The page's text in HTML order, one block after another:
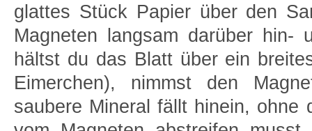
glattes Stück Papier über den
Magneten langsam darüber hin-
hältst du das Blatt über ein
Eimerchen), nimmst den
saubere Mineral fällt hinein, ohne